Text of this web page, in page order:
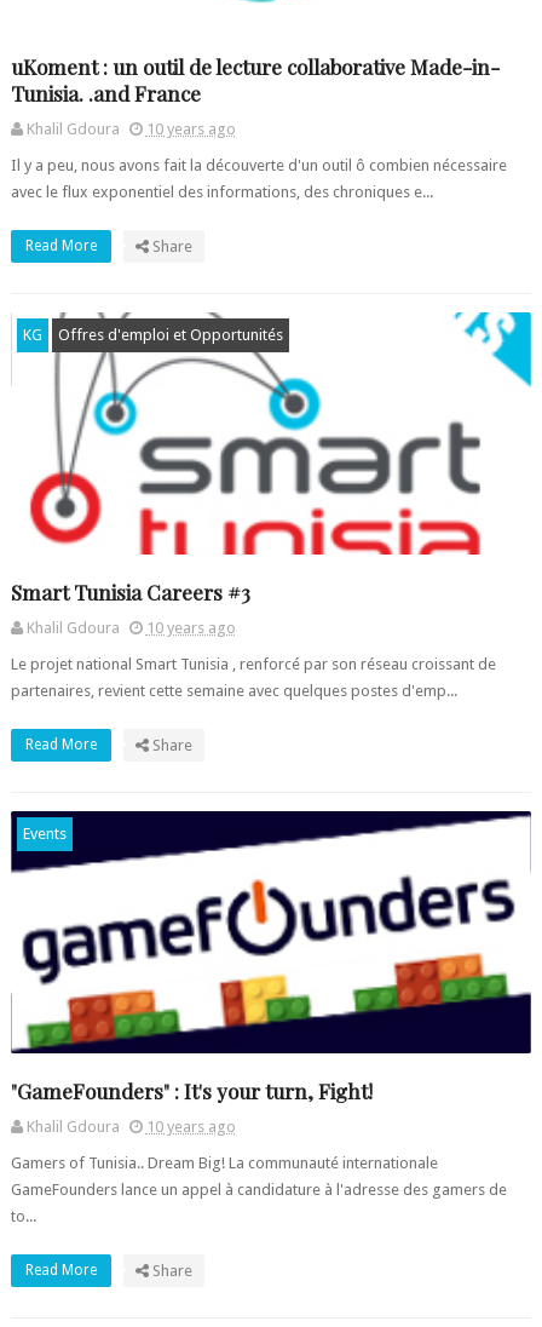
uKoment : un outil de lecture collaborative Made-in-
Tunisia. .and France
Khalil Gdoura
10 years ago
Il y a peu, nous avons fait la découverte d'un outil ô combien nécessaire
avec le flux exponentiel des informations, des chroniques e...
Read More Share
KG Offres d'emploi et Opportunités
Smart Tunisia Careers #3
Khalil Gdoura
10 years ago
Le projet national Smart Tunisia , renforcé par son réseau croissant de
partenaires, revient cette semaine avec quelques postes d'emp...
Read More Share
Events
"GameFounders" : It's your turn, Fight!
Khalil Gdoura
10 years ago
Gamers of Tunisia.. Dream Big! La communauté internationale
GameFounders lance un appel à candidature à l'adresse des gamers de
to...
Read More Share